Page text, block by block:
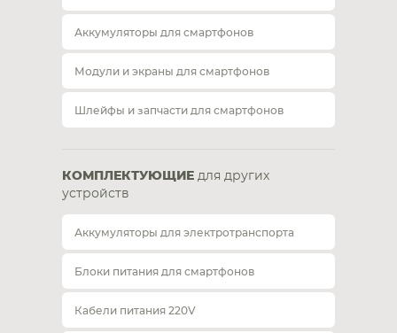
Аккумуляторы для смартфонов
Модули и экраны для смартфонов
Шлейфы и запчасти для смартфонов
КОМПЛЕКТУЮЩИЕ для других
устройств
Аккумуляторы для электротранспорта
Блоки питания для смартфонов
Кабели питания 220V